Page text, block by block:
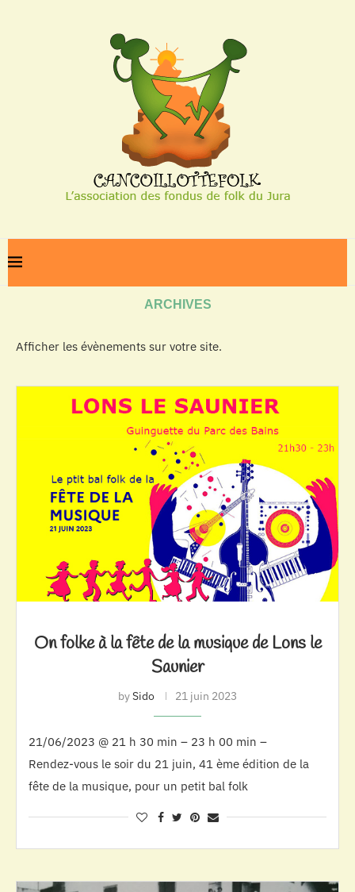
ARCHIVES
Afficher les évènements sur votre site.
On folke à la fête de la musique de Lons le
Saunier
bySido 21 juin 2023
21/06/2023 @ 21 h 30 min – 23 h 00 min –
Rendez-vous le soir du 21 juin, 41 ème édition de la
fête de la musique, pour un petit bal folk